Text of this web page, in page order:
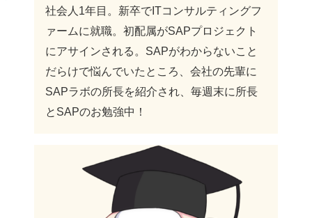
社会人1年目。新卒でITコンサルティングフ
ァームに就職。初配属がSAPプロジェクト
にアサインされる。SAPがわからないこと
だらけで悩んでいたところ、会社の先輩に
SAPラボの所長を紹介され、毎週末に所長
とSAPのお勉強中！